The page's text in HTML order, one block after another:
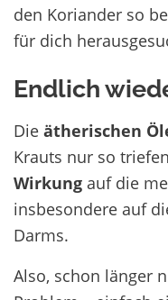
den Koriander so
für dich
Endlich
Die ätherischen
Krauts nur so
Wirkung auf die
insbesondere auf
Darms.
Also, schon länger